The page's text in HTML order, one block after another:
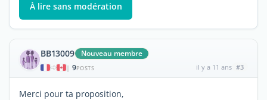
À lire sans modération
BB13009 Nouveau membre
| 9POSTS il y a 11 ans #3
Merci pour ta proposition,